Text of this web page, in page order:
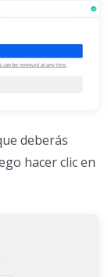
deberás
hacer clic en